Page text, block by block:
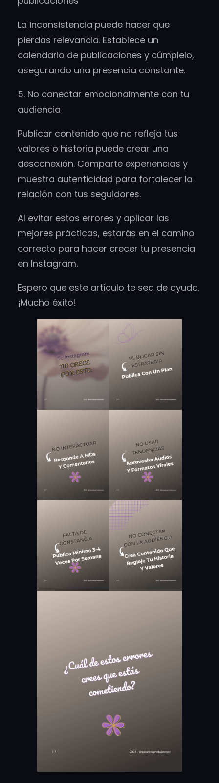
La inconsistencia puede hacer que
pierdas relevancia. Establece un
calendario de publicaciones y cúmplelo,
asegurando una presencia constante.
5. No conectar emocionalmente con tu
audiencia
Publicar contenido que no refleja tus
valores o historia puede crear una
desconexión. Comparte experiencias y
muestra autenticidad para fortalecer la
relación con tus seguidores.
Al evitar estos errores y aplicar las
mejores prácticas, estarás en el camino
correcto para hacer crecer tu presencia
en Instagram.
Espero que este artículo te sea de ayuda.
¡Mucho éxito!